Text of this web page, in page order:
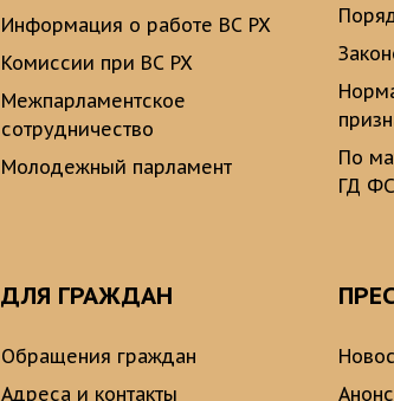
Информация о работе ВС РХ
Комиссии при ВС РХ
Межпарламентское
сотрудничество
Молодежный парламент
По
ГД
ДЛЯ ГРАЖДАН
Обращения граждан
Адреса и контакты